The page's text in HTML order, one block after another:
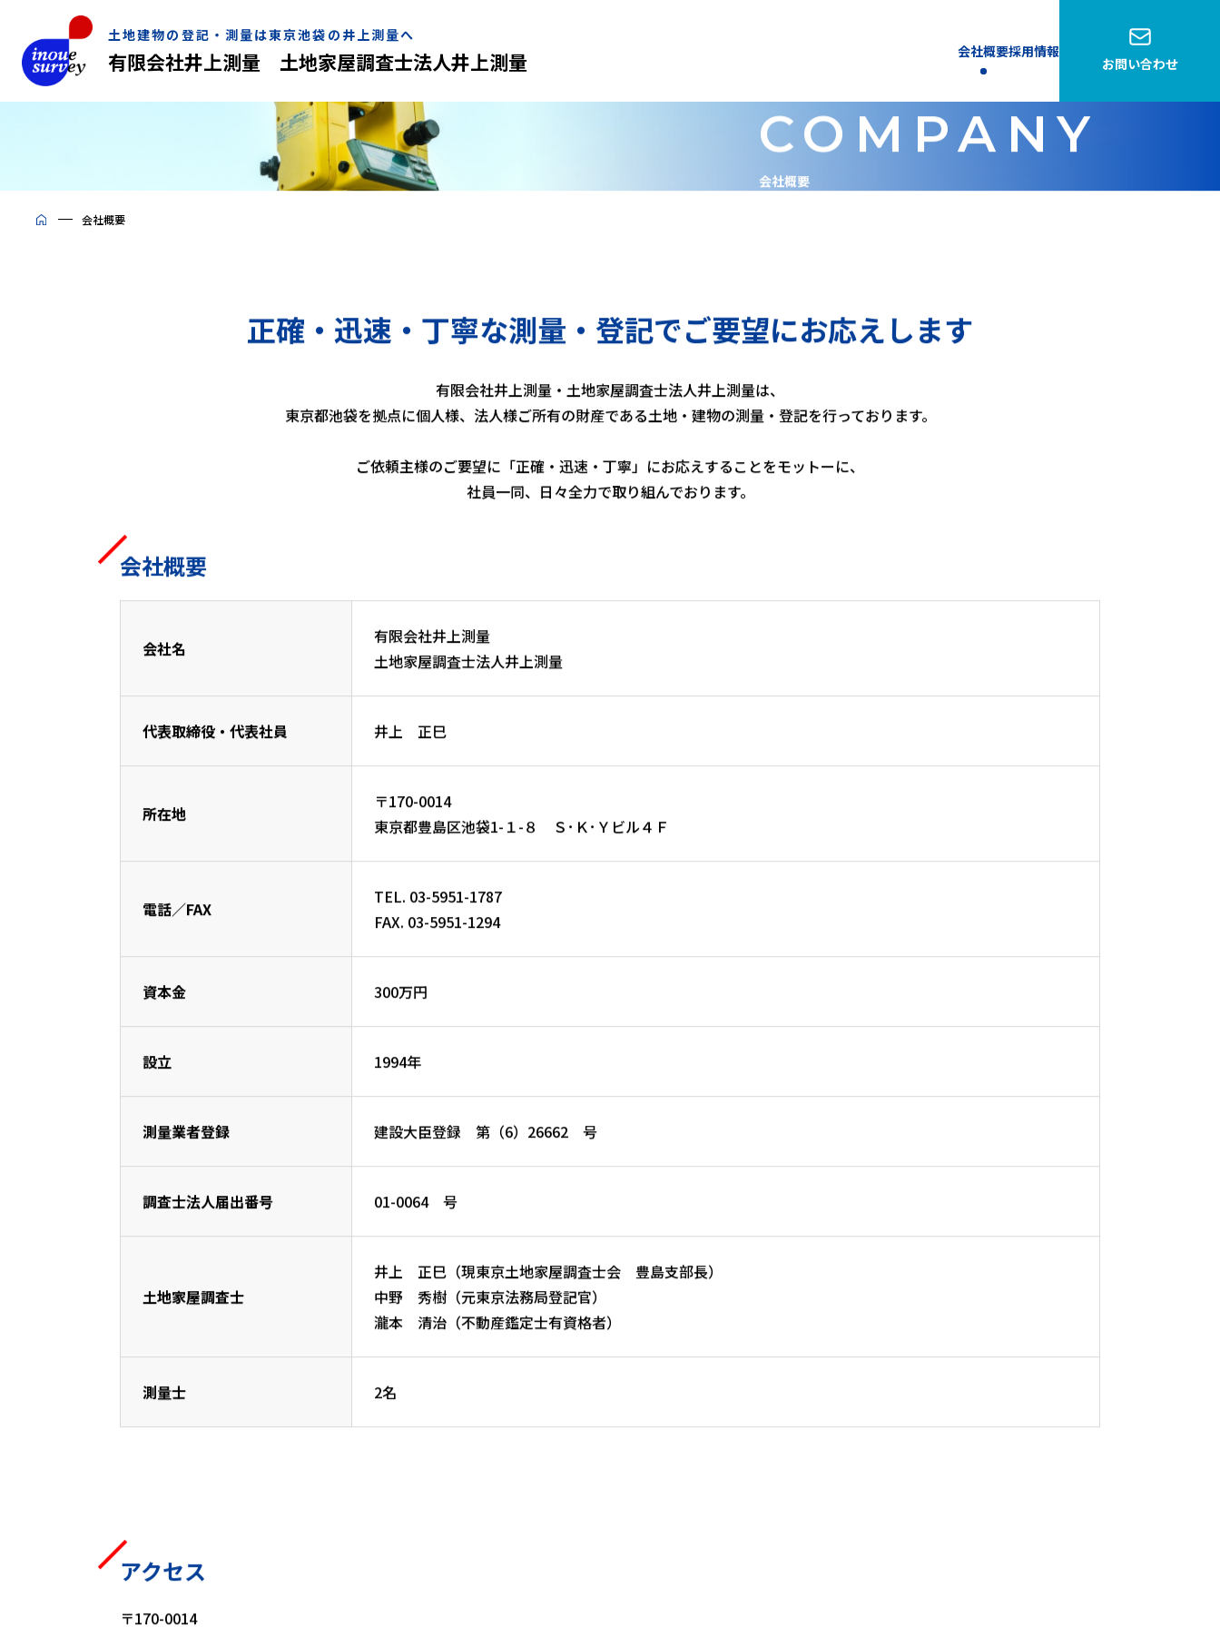
土地建物の登記・測量は東京池袋の井上測量へ
有限会社井上測量 土地家屋調査士法人井上測量 会社概要採用情報
お問い合わせ
COMPANY
会社概要
会社概要
正確・迅速・丁寧な測量・登記でご要望にお応えします
有限会社井上測量・土地家屋調査士法人井上測量は、
東京都池袋を拠点に個人様、法人様ご所有の財産である土地・建物の測量・登記を行っております。
ご依頼主様のご要望に「正確・迅速・丁寧」にお応えすることをモットーに、
社員一同、日々全力で取り組んでおります。
会社概要
会社名
有限会社井上測量
土地家屋調査士法人井上測量
代表取締役・代表社員 井上 正巳
所在地
〒170-0014
東京都豊島区池袋1-１-８ Ｓ･Ｋ･Ｙビル４Ｆ
電話／FAX
TEL. 03-5951-1787
FAX. 03-5951-1294
資本金 300万円
設立 1994年
測量業者登録 建設大臣登録 第（6）26662 号
調査士法人届出番号 01-0064 号
土地家屋調査士
井上 正巳（現東京土地家屋調査士会 豊島支部長）
中野 秀樹（元東京法務局登記官）
瀧本 清治（不動産鑑定士有資格者）
測量士 2名
アクセス
〒170-0014